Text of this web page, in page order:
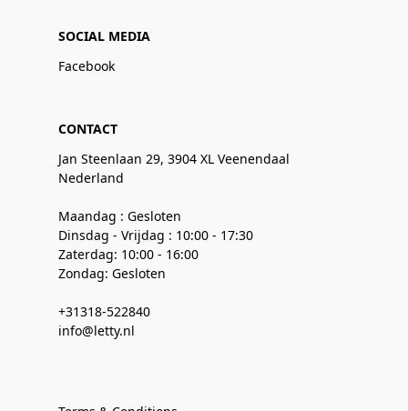
SOCIAL MEDIA
Facebook
CONTACT
Jan Steenlaan 29, 3904 XL Veenendaal
Nederland
Maandag : Gesloten
Dinsdag - Vrijdag : 10:00 - 17:30
Zaterdag: 10:00 - 16:00
Zondag: Gesloten
+31318-522840
info@letty.nl